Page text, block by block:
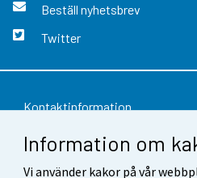
Information om
Vi använder kakor på vår
Beställ nyhetsbrev
Twitter
Kontaktinformation
Respons
Användarvillkor